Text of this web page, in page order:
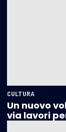
CULTURA
Un nuovo
via lavori